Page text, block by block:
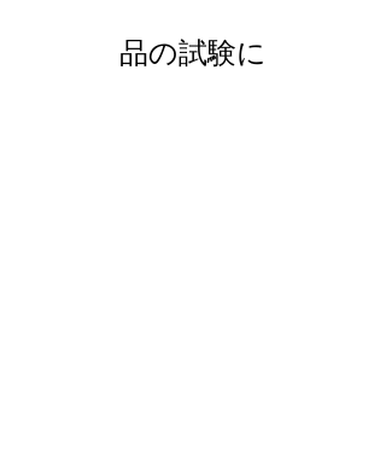
品の試験に